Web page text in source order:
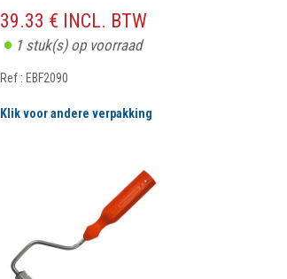
39.33 € INCL. BTW
1stuk(s) op voorraad
Ref : EBF2090
Klik voor andere verpakking